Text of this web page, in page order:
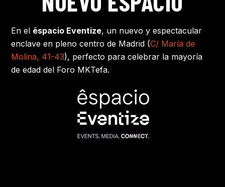
En el êspacio Eventize, un nuevo y espectacular
enclave en pleno centro de Madrid (C/ María de
Molina, 41-43), perfecto para celebrar la mayoría
de edad del Foro MKTefa.